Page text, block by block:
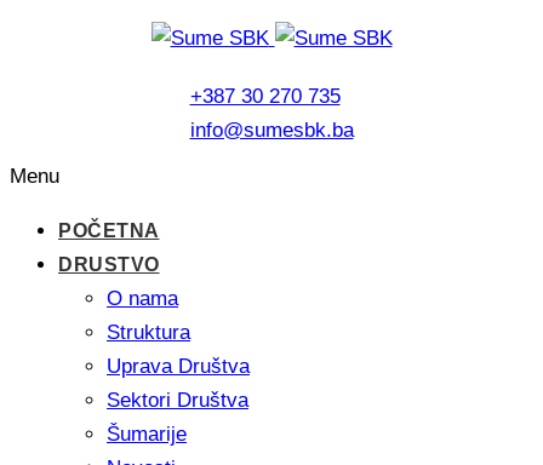
+387 30 270 735
info@sumesbk.ba
Menu
POČETNA
DRUSTVO
O nama
Struktura
Uprava Društva
Sektori Društva
Šumarije